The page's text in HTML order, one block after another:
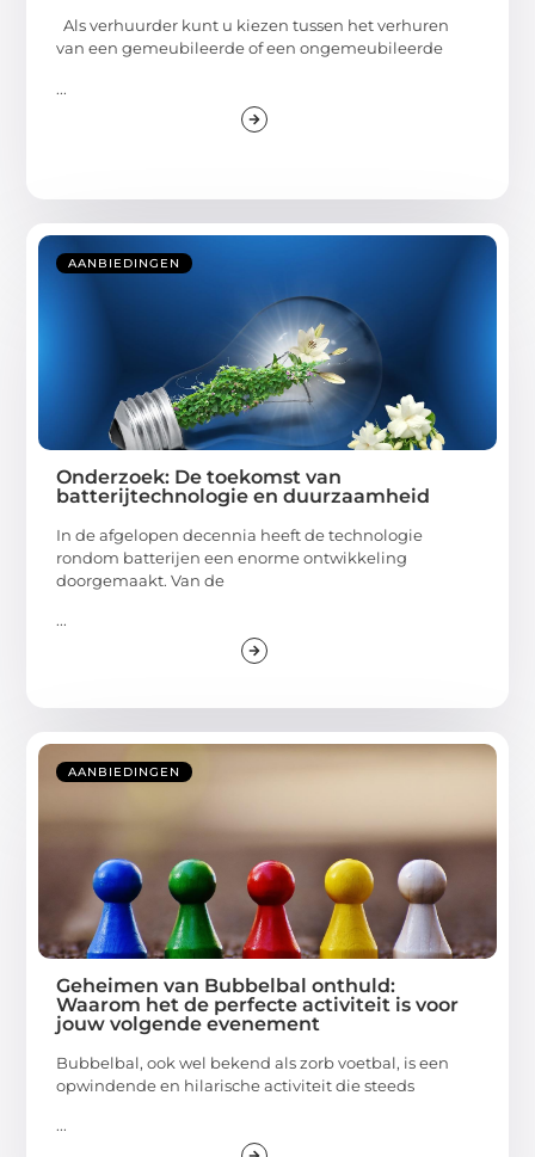
Als verhuurder kunt u kiezen tussen het verhuren
van een gemeubileerde of een ongemeubileerde
...
AANBIEDINGEN
Onderzoek: De toekomst van
batterijtechnologie en duurzaamheid
In de afgelopen decennia heeft de technologie
rondom batterijen een enorme ontwikkeling
doorgemaakt. Van de
...
AANBIEDINGEN
Geheimen van Bubbelbal onthuld:
Waarom het de perfecte activiteit is voor
jouw volgende evenement
Bubbelbal, ook wel bekend als zorb voetbal, is een
opwindende en hilarische activiteit die steeds
...